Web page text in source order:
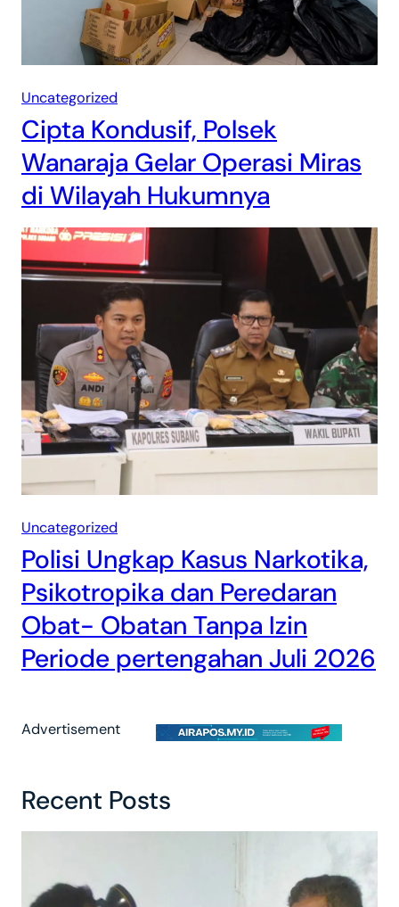
Uncategorized
Cipta Kondusif, Polsek
Wanaraja Gelar Operasi Miras
di Wilayah Hukumnya
Uncategorized
Polisi Ungkap Kasus Narkotika,
Psikotropika dan Peredaran
Obat- Obatan Tanpa Izin
Periode pertengahan Juli 2026
Advertisement
Recent Posts